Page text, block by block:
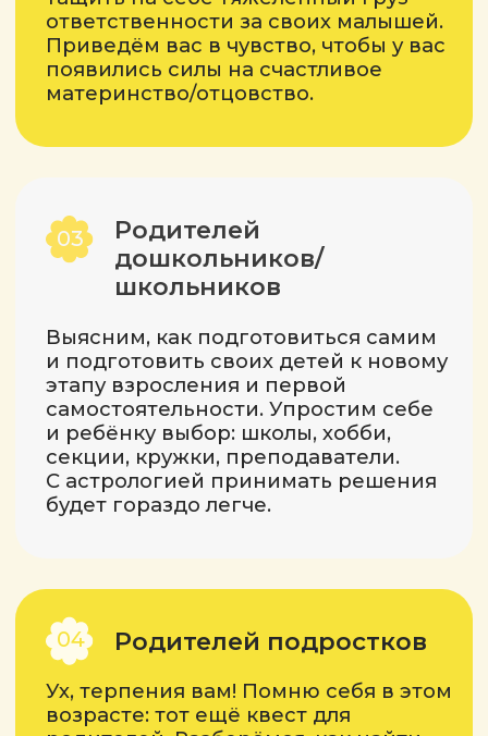
Прокачаем уровень ваших
астрологических знаний в детской
консультации на новый уровень.
хотят лучше
разбираться в детской
натальной карте
Сможете использовать
ребёнком. В моей картине мира
именно так и должна выглядеть
идеальная школа: учитель знает
натальные карты каждого ребёнка
и помогает им двигаться
в правильную сторону.
Специалистов, которые
работают с детьми
ЗАРЕГИСТРИРОВАТЬСЯ
07
за регистрацию